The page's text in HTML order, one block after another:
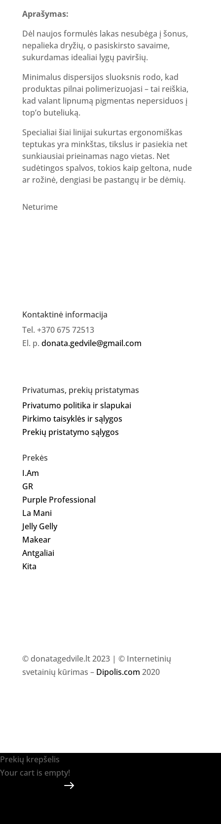
Aprašymas:
Dėl naujos formulės lakas nesubėga į šonus,
nepalieka dryžių, o pasiskirsto savaime,
sukurdamas idealiai lygų paviršių.
Minimalus dispersijos sluoksnis rodo, kad
produktas pilnai polimerizuojasi – tai reiškia,
kad valant lipnumą pigmentas nepersiduos į
top’o buteliuką.
Specialiai šiai linijai sukurtas ergonomiškas
teptukas yra minkštas, tikslus ir pasiekia net
sunkiausiai prieinamas nago vietas. Net
sudėtingos spalvos, tokios kaip geltona, nude
ar rožinė, dengiasi be pastangų ir be dėmių.
Neturime
Kontaktinė informacija
Tel. +370 675 72513
El. p. donata.gedvile@gmail.com
Privatumas, prekių pristatymas
Privatumo politika ir slapukai
Pirkimo taisyklės ir sąlygos
Prekių pristatymo sąlygos
Prekės
I.Am
GR
Purple Professional
La Mani
Jelly Gelly
Makear
Antgaliai
Kita
© donatagedvile.lt 2023 | © Internetinių
svetainių kūrimas – Dipolis.com 2020
Prekių krepšelis
Your cart is empty!